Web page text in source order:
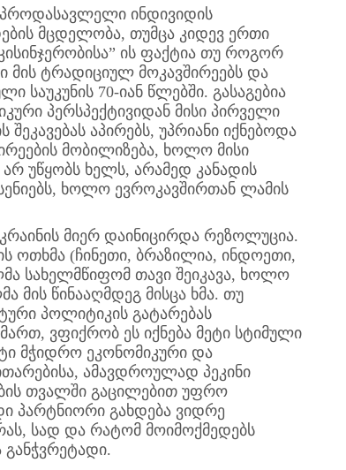
პროდასავლელი ინდივიდის
მცდელობა, თუმცა კიდევ ერთი
ის ფაქტია თუ როგორ
მის ტრადიციულ მოკავშირეებს და
საუკუნის 70-იან წლებში. გასაგებია
პერსპექტივიდან მისი პირველი
შეკავებას აპირებს, უპრიანი იქნებოდა
მობილიზება, ხოლო მისი
უწყობს ხელს, არამედ კანადის
ხოლო ევროკავშირთან ლამის
მიერ დაინიცირდა რეზოლუცია.
ოთხმა (ჩინეთი, ბრაზილია, ინდოეთი,
სახელმწიფომ თავი შეიკავა, ხოლო
მის წინააღმდეგ მისცა ხმა. თუ
პოლიტიკის გატარებას
ვფიქრობ ეს იქნება მეტი სტიმული
მჭიდრო ეკონომიკური და
ამავდროულად პეკინი
თვალში გაცილებით უფრო
პარტნიორი გახდება ვიდრე
სად და რატომ მოიმოქმედებს
განჭვრეტადი.